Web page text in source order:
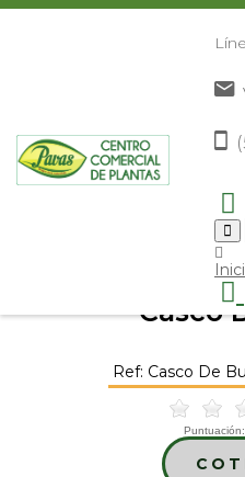
Árboles
Casco
Ref: Casco De
Puntuación: